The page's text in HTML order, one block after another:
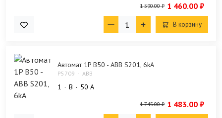
1 590.00 ₽ 1 460.00 ₽
В корзину
Автомат 1P B50 - ABB S201, 6kA
P5709 ABB
1 B 50 А
1 745.00 ₽ 1 483.00 ₽